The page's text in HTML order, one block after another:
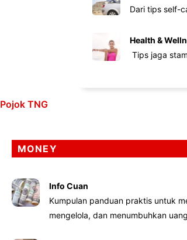
Dari tips self-
Health &
Tips jaga
Pojok TNG
MONEY
Info Cuan
Kumpulan panduan praktis untuk
mengelola, dan menumbuhkan